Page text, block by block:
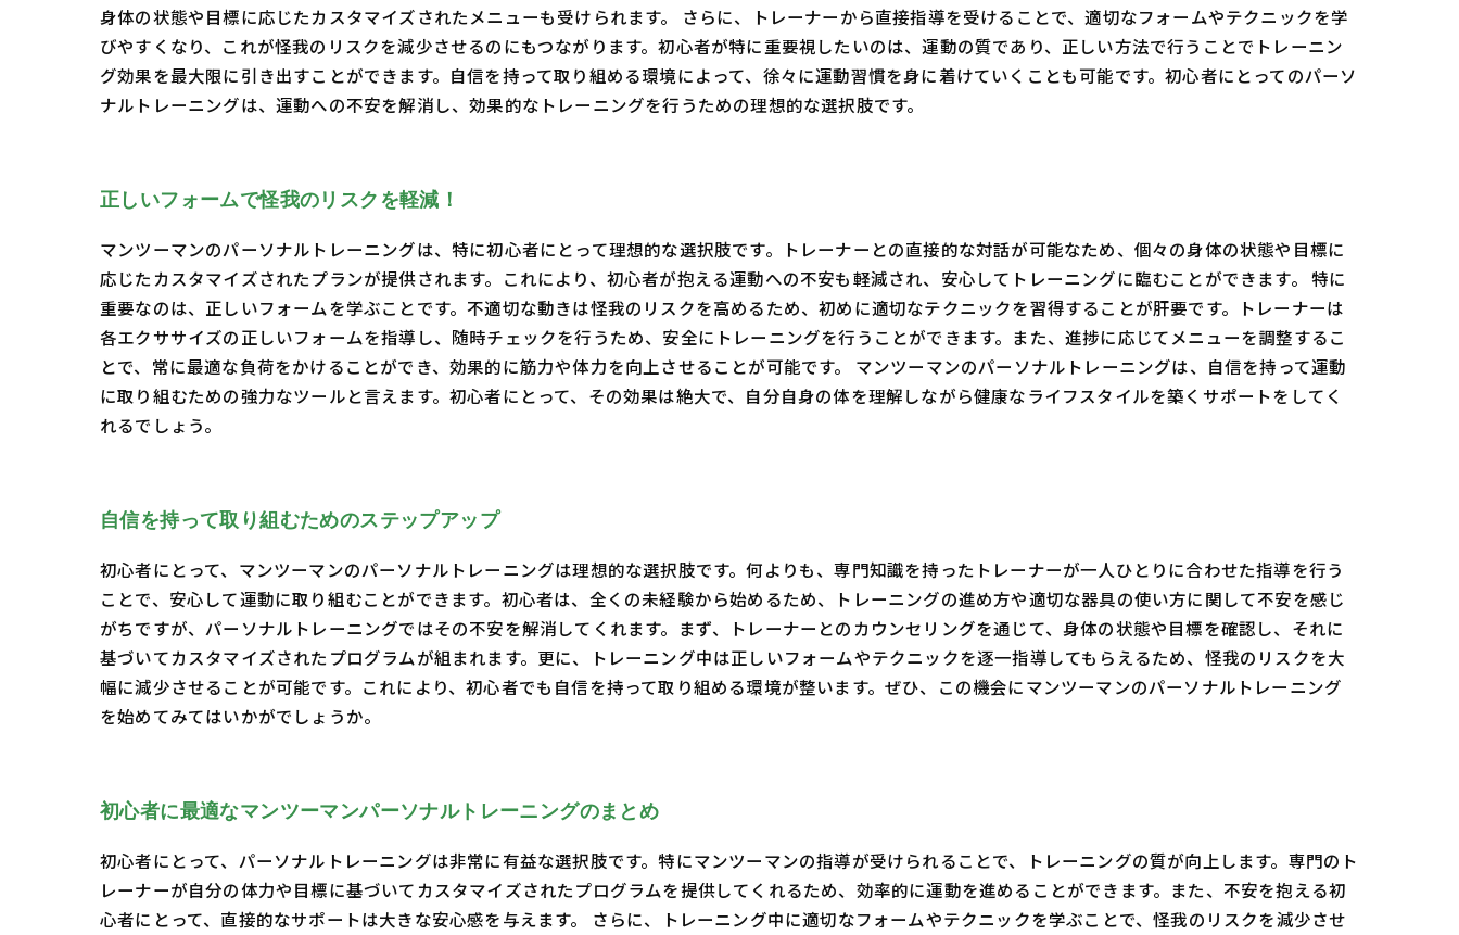
身体の状態や目標に応じたカスタマイズされたメニューも受けられます。 さらに、トレーナーから直接指導を受けることで、適切なフォームやテクニックを学
びやすくなり、これが怪我のリスクを減少させるのにもつながります。初心者が特に重要視したいのは、運動の質であり、正しい方法で行うことでトレーニン
グ効果を最大限に引き出すことができます。自信を持って取り組める環境によって、徐々に運動習慣を身に着けていくことも可能です。初心者にとってのパーソ
ナルトレーニングは、運動への不安を解消し、効果的なトレーニングを行うための理想的な選択肢です。
正しいフォームで怪我のリスクを軽減！
マンツーマンのパーソナルトレーニングは、特に初心者にとって理想的な選択肢です。トレーナーとの直接的な対話が可能なため、個々の身体の状態や目標に
応じたカスタマイズされたプランが提供されます。これにより、初心者が抱える運動への不安も軽減され、安心してトレーニングに臨むことができます。 特に
重要なのは、正しいフォームを学ぶことです。不適切な動きは怪我のリスクを高めるため、初めに適切なテクニックを習得することが肝要です。トレーナーは
各エクササイズの正しいフォームを指導し、随時チェックを行うため、安全にトレーニングを行うことができます。また、進捗に応じてメニューを調整するこ
とで、常に最適な負荷をかけることができ、効果的に筋力や体力を向上させることが可能です。 マンツーマンのパーソナルトレーニングは、自信を持って運動
に取り組むための強力なツールと言えます。初心者にとって、その効果は絶大で、自分自身の体を理解しながら健康なライフスタイルを築くサポートをしてく
れるでしょう。
自信を持って取り組むためのステップアップ
初心者にとって、マンツーマンのパーソナルトレーニングは理想的な選択肢です。何よりも、専門知識を持ったトレーナーが一人ひとりに合わせた指導を行う
ことで、安心して運動に取り組むことができます。初心者は、全くの未経験から始めるため、トレーニングの進め方や適切な器具の使い方に関して不安を感じ
がちですが、パーソナルトレーニングではその不安を解消してくれます。まず、トレーナーとのカウンセリングを通じて、身体の状態や目標を確認し、それに
基づいてカスタマイズされたプログラムが組まれます。更に、トレーニング中は正しいフォームやテクニックを逐一指導してもらえるため、怪我のリスクを大
幅に減少させることが可能です。これにより、初心者でも自信を持って取り組める環境が整います。ぜひ、この機会にマンツーマンのパーソナルトレーニング
を始めてみてはいかがでしょうか。
初心者に最適なマンツーマンパーソナルトレーニングのまとめ
初心者にとって、パーソナルトレーニングは非常に有益な選択肢です。特にマンツーマンの指導が受けられることで、トレーニングの質が向上します。専門のト
レーナーが自分の体力や目標に基づいてカスタマイズされたプログラムを提供してくれるため、効率的に運動を進めることができます。また、不安を抱える初
心者にとって、直接的なサポートは大きな安心感を与えます。 さらに、トレーニング中に適切なフォームやテクニックを学ぶことで、怪我のリスクを減少させ